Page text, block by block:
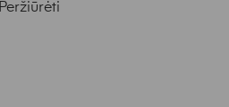
Peržiūrėti